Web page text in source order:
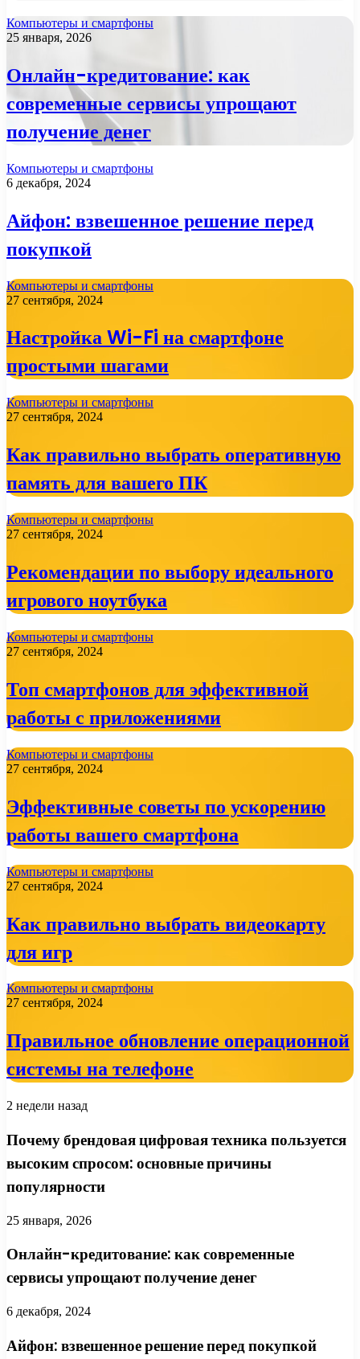
Компьютеры и смартфоны
25 января, 2026
Онлайн-кредитование: как
современные сервисы упрощают
получение денег
Компьютеры и смартфоны
6 декабря, 2024
Айфон: взвешенное решение перед
покупкой
Компьютеры и смартфоны
27 сентября, 2024
Настройка Wi-Fi на смартфоне
простыми шагами
Компьютеры и смартфоны
27 сентября, 2024
Как правильно выбрать оперативную
память для вашего ПК
Компьютеры и смартфоны
27 сентября, 2024
Рекомендации по выбору идеального
игрового ноутбука
Компьютеры и смартфоны
27 сентября, 2024
Топ смартфонов для эффективной
работы с приложениями
Компьютеры и смартфоны
27 сентября, 2024
Эффективные советы по ускорению
работы вашего смартфона
Компьютеры и смартфоны
27 сентября, 2024
Как правильно выбрать видеокарту
для игр
Компьютеры и смартфоны
27 сентября, 2024
Правильное обновление операционной
системы на телефоне
2 недели назад
Почему брендовая цифровая техника пользуется
высоким спросом: основные причины
популярности
25 января, 2026
Онлайн-кредитование: как современные
сервисы упрощают получение денег
6 декабря, 2024
Айфон: взвешенное решение перед покупкой